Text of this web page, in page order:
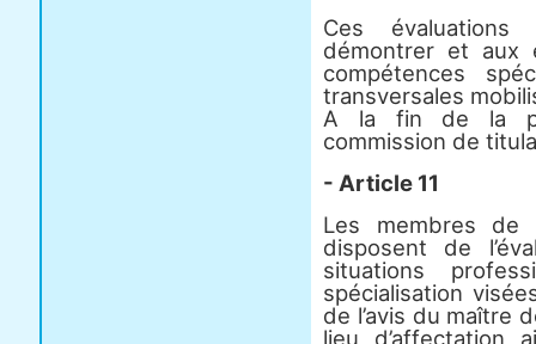
Ces
démontrer et aux
compétences
transversales
A la fin de la
commission de
- Article 11
Les membres de
disposent de
situations
spécialisation
de l’avis du maître
lieu